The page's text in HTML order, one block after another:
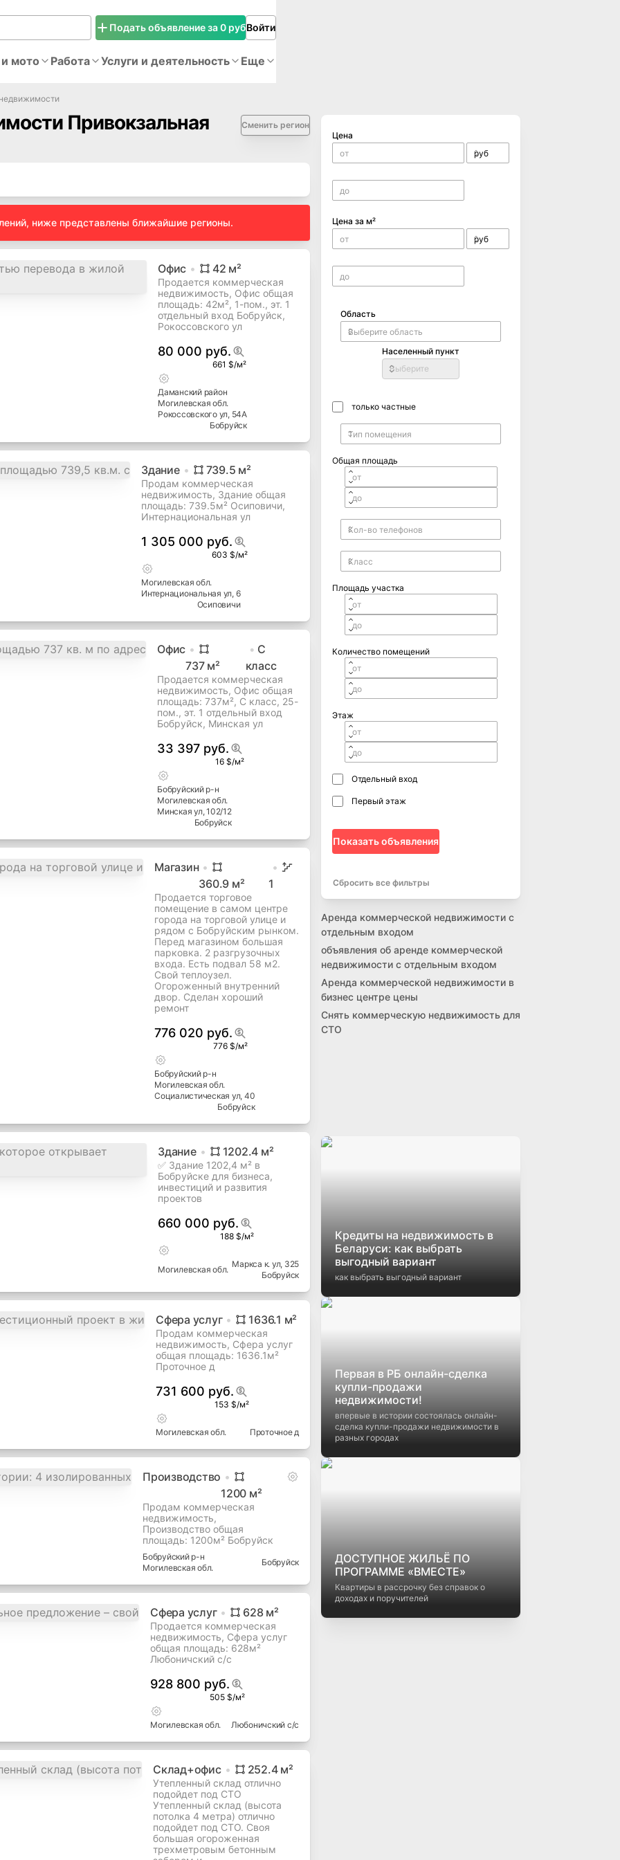
Подать объявление за 0 рубВойти
мото Работа Услуги и деятельность Еще
Привокзальная Сменить регион
ниже представлены ближайшие регионы.
Офис 42 м²
Продается коммерческая
недвижимость, Офис общая
площадь: 42м², 1-пом., эт. 1
отдельный вход Бобруйск,
Рокоссовского ул
80 000 руб.
661 $/м²
Даманскийрайон
Могилевская обл.
Рокоссовского ул, 54А
Бобруйск
Здание 739.5 м²
Продам коммерческая
недвижимость, Здание общая
площадь: 739.5м² Осиповичи,
Интернациональная ул
1 305 000 руб.
603 $/м²
Могилевская обл.
Интернациональная ул, 6
Осиповичи
Продается коммерческая
недвижимость, Офис общая
площадь: 737м², C класс, 25-
пом., эт. 1 отдельный вход
Бобруйск, Минская ул
33 397 руб.
16 $/м²
Бобруйскийр-н
Могилевскаяобл.
Минская ул, 102/12
Бобруйск
Магазин
360.9м²
Продается торговое
города на торговой улице и
рядом с Бобруйским рынком.
Перед магазином большая
парковка. 2 разгрузочных
входа. Есть подвал 58 м2.
Свой теплоузел.
Огороженный внутренний
двор. Сделан хороший
ремонт
776 020 руб.
776 $/м²
Бобруйскийр-н
Могилевская
Бобруйск
Здание 1202.4м²
Бобруйске для бизнеса,
инвестиций и развития
проектов
660 000 руб.
188 $/м²
Могилевская обл.
Сфера услуг 1636.1м²
Продам коммерческая
недвижимость, Сфера услуг
общая площадь: 1636.1м²
Проточное д
731 600 руб.
153 $/м²
Могилевская Проточное д
Производство
1200м²
Продам коммерческая
недвижимость,
Производство общая
площадь: 1200м² Бобруйск
Могилевскаяобл.
Сфера услуг 628м²
Продается коммерческая
недвижимость, Сфера услуг
общая площадь: 628м²
Любоничский с/с
928 800 руб.
505 $/м²
Могилевскаяобл. Любоничский с/с
Цена
Цена за м²
Область
Населенный пункт
Выберите
только частные
Общая площадь
Площадь участка
Количество помещений
Этаж
Отдельный вход
Первый этаж
Показать объявления
Сбросить все фильтры
Аренда коммерческой недвижимости с
отдельным входом
объявления об аренде коммерческой
недвижимости с отдельным входом
Аренда коммерческой недвижимости в
бизнес центре цены
Снять коммерческую недвижимость для
СТО